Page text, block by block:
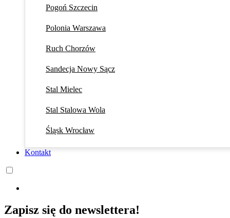
Pogoń Szczecin
Polonia Warszawa
Ruch Chorzów
Sandecja Nowy Sącz
Stal Mielec
Stal Stalowa Wola
Śląsk Wrocław
Kontakt
Zapisz się do newslettera!